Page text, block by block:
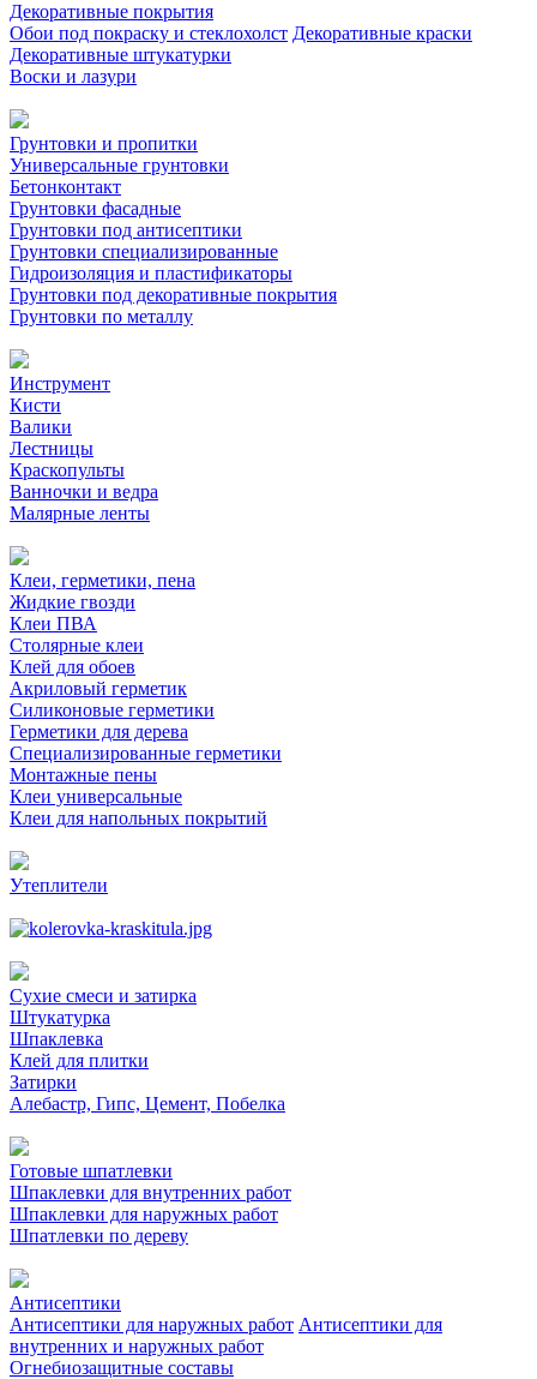
Декоративные покрытия
Обои под покраску и стеклохолст Декоративные краски
Декоративные штукатурки
Воски и лазури
Грунтовки и пропитки
Универсальные грунтовки
Бетонконтакт
Грунтовки фасадные
Грунтовки под антисептики
Грунтовки специализированные
Гидроизоляция и пластификаторы
Грунтовки под декоративные покрытия
Грунтовки по металлу
Инструмент
Кисти
Валики
Лестницы
Краскопульты
Ванночки и ведра
Малярные ленты
Клеи, герметики, пена
Жидкие гвозди
Клеи ПВА
Столярные клеи
Клей для обоев
Акриловый герметик
Силиконовые герметики
Герметики для дерева
Специализированные герметики
Монтажные пены
Клеи универсальные
Клеи для напольных покрытий
Утеплители
Сухие смеси и затирка
Штукатурка
Шпаклевка
Клей для плитки
Затирки
Алебастр, Гипс, Цемент, Побелка
Готовые шпатлевки
Шпаклевки для внутренних работ
Шпаклевки для наружных работ
Шпатлевки по дереву
Антисептики
Антисептики для наружных работ Антисептики для
внутренних и наружных работ
Огнебиозащитные составы